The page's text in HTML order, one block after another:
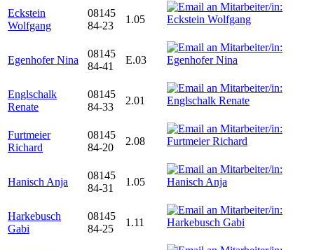
Eckstein
Wolfgang
08145
84-23
1.05
Egenhofer Nina
08145
84-41
E.03
Englschalk
Renate
08145
84-33
2.01
Furtmeier
Richard
08145
84-20
2.08
Hanisch Anja
08145
84-31
1.05
Harkebusch
Gabi
08145
84-25
1.11